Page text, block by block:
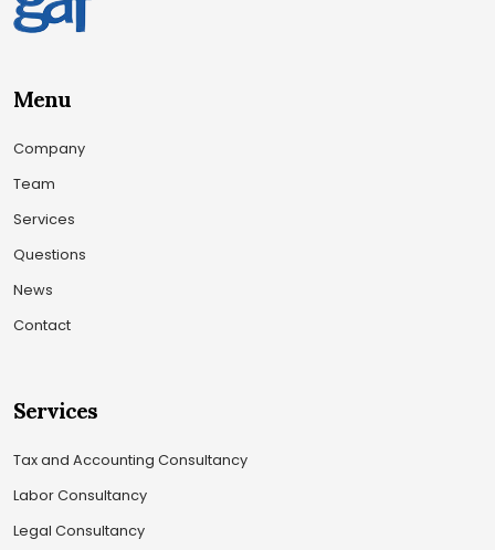
Menu
Company
Team
Services
Questions
News
Contact
Services
Tax and Accounting Consultancy
Labor Consultancy
Legal Consultancy